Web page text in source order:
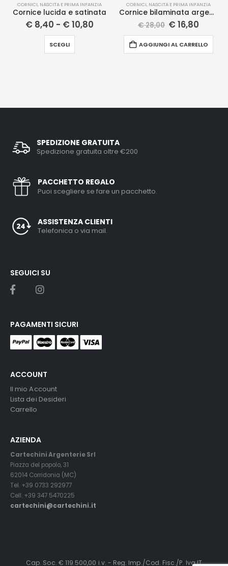
CORNICI, NASCITA E PRIMA INFANZIA
Cornice lucida e satinata
€ 8,40 - € 10,80
SCEGLI
CORNICI, NASCITA E PRIMA INFANZIA
Cornice bilaminata argento
€28,00 € 16,80
AGGIUNGI AL CARRELLO
SPEDIZIONE GRATUITA
Spedizione gratuita oltre €200
PACCHETTO REGALO
Puoi scegliere se fare un pacchetto.
ASSISTENZA CLIENTI
Telefonica o via mail.
ACCOUNT
Il mio Account
Lista dei Desideri
Carrello
AZIENDA
Cartechini Argenterie Srl
Piazza del popolo, 31
62014 Corridonia (MC)
Tel. +39 0733 292977
Cell. +39 347 5470225
cartechini@cartechini.it
SEGUICI SU
PAGAMENTI SICURI
Cap. Soc. € 119.500,00 i.v. - Reg. Imp./Cod. Fisc./P. Iva IT